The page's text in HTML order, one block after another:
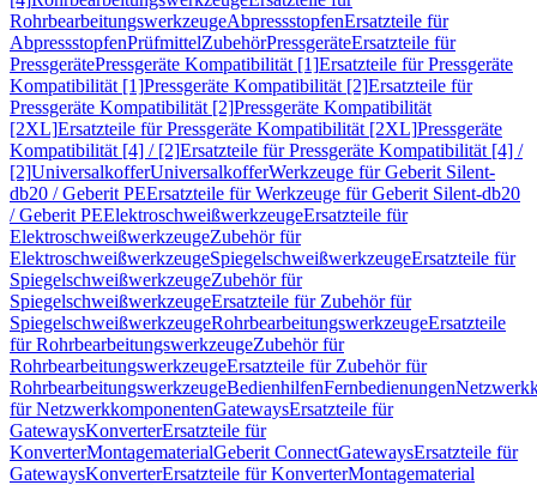
RohrbearbeitungswerkzeugeAbpressstopfenErsatzteile für
AbpressstopfenPrüfmittelZubehörPressgeräteErsatzteile für
PressgerätePressgeräte Kompatibilität [1]Ersatzteile für Pressgeräte
Kompatibilität [1]Pressgeräte Kompatibilität [2]Ersatzteile für
Pressgeräte Kompatibilität [2]Pressgeräte Kompatibilität
[2XL]Ersatzteile für Pressgeräte Kompatibilität [2XL]Pressgeräte
Kompatibilität [4] / [2]Ersatzteile für Pressgeräte Kompatibilität [4] /
[2]UniversalkofferUniversalkofferWerkzeuge für Geberit Silent-
db20 / Geberit PEErsatzteile für Werkzeuge für Geberit Silent-db20
/ Geberit PEElektroschweißwerkzeugeErsatzteile für
ElektroschweißwerkzeugeZubehör für
ElektroschweißwerkzeugeSpiegelschweißwerkzeugeErsatzteile für
SpiegelschweißwerkzeugeZubehör für
SpiegelschweißwerkzeugeErsatzteile für Zubehör für
SpiegelschweißwerkzeugeRohrbearbeitungswerkzeugeErsatzteile
für RohrbearbeitungswerkzeugeZubehör für
RohrbearbeitungswerkzeugeErsatzteile für Zubehör für
RohrbearbeitungswerkzeugeBedienhilfenFernbedienungen
für NetzwerkkomponentenGatewaysErsatzteile für
GatewaysKonverterErsatzteile für
KonverterMontagematerialGeberit ConnectGatewaysErsatzteile für
GatewaysKonverterErsatzteile für KonverterMontagematerial